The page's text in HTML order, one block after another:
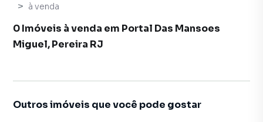
à venda
0 Imóveis à venda em Portal Das Mansoes
Miguel, Pereira RJ
Outros imóveis que você pode gostar